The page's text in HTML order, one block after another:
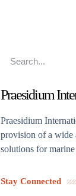
Praesidium
Praesidium
provision of a wide
solutions for
Stay Connected